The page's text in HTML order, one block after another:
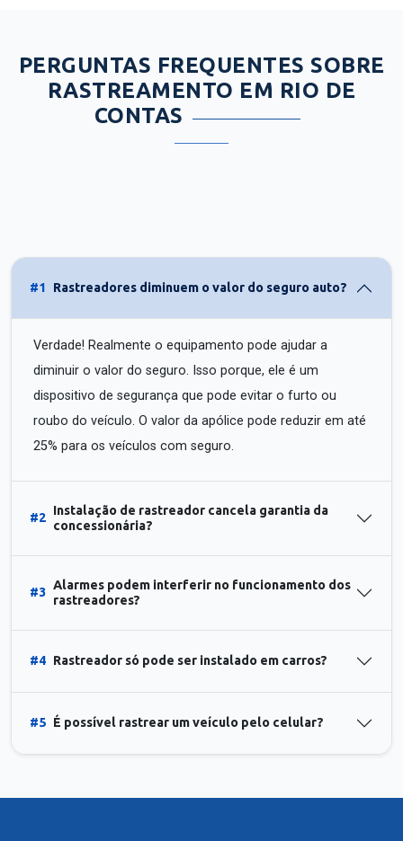
PERGUNTAS FREQUENTES SOBRE
RASTREAMENTO EM RIO DE
CONTAS
#1 Rastreadores diminuem o valor do seguro auto?
Verdade! Realmente o equipamento pode ajudar a
diminuir o valor do seguro. Isso porque, ele é um
dispositivo de segurança que pode evitar o furto ou
roubo do veículo. O valor da apólice pode reduzir em até
25% para os veículos com seguro.
#2
Instalação de rastreador cancela garantia da
concessionária?
#3
Alarmes podem interferir no funcionamento dos
rastreadores?
#4 Rastreador só pode ser instalado em carros?
#5 É possível rastrear um veículo pelo celular?